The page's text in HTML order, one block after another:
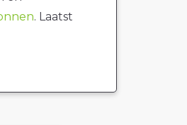
. Laatst